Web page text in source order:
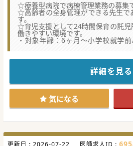
☆療養型病院で病棟管理業務の募集で
☆高齢者の全身管理ができる先生で
す。
☆育児支援として24時間保育の託児
働きやすい環境です。
・対象年齢：6ヶ月～小学校就学
10,000円
★☆コンサルタントからのメッセ
療養型の病院にて病棟管理をご担当
比較的落ち着いた患者様が多いの
りご勤務いただけます。
気になる方はお気軽にお問い合わせ
#秋入職可
詳細を見る
気になる